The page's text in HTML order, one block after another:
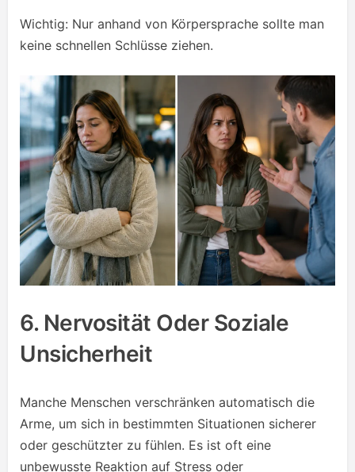
Wichtig: Nur anhand von Körpersprache sollte man
keine schnellen Schlüsse ziehen.
6. Nervosität Oder Soziale
Unsicherheit
Manche Menschen verschränken automatisch die
Arme, um sich in bestimmten Situationen sicherer
oder geschützter zu fühlen. Es ist oft eine
unbewusste Reaktion auf Stress oder